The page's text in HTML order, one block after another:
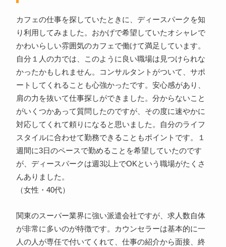
カフェの仕事を探していたときに、ディースパークを知
り利用してみました。おかげで希望していたオシャレで
かわいらしい雰囲気のカフェで働けて満足しています。
自分１人の力では、このように良い職場は見つけられな
かったかもしれません。コンサルタントがついて、サポ
ートしてくれることも心強かったです。安心感があり、
肩の力を抜いて仕事探しができました。分からないこと
がいくつかあって質問したのですが、その度に速やかに
対応してくれて頼りになると思いました。自分のライフ
スタイルに合わせて勤務できることもポイントです。１
週間に3日のペースで勤めることを希望していたのです
が、ディースパークは週3以上でOKという職場がたくさ
んありました。
（女性・40代）
関東のスーパー業界に強い派遣会社ですが、求人数自体
が非常に多いのが特徴です。カウンセラーは基本的に一
人の人が専任で付いてくれて、仕事の紹介から面接、終